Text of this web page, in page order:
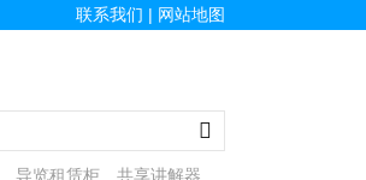
联系我们 | 网站地图
导览租赁柜 共享讲解器